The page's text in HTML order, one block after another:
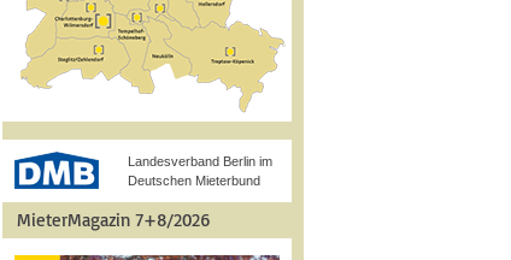
Landesverband Berlin im
Deutschen Mieterbund
MieterMagazin 7+8/2026